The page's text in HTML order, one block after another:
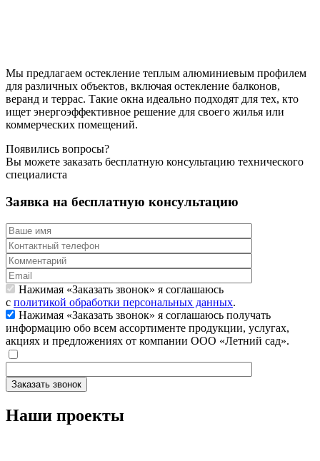
Мы предлагаем остекление теплым алюминиевым профилем
для различных объектов, включая остекление балконов,
веранд и террас. Такие окна идеально подходят для тех, кто
ищет энергоэффективное решение для своего жилья или
коммерческих помещений.
Появились вопросы?
Вы можете заказать бесплатную консультацию технического
специалиста
Заявка на бесплатную консультацию
Нажимая «Заказать звонок» я соглашаюсь
с политикой обработки персональных данных.
Нажимая «Заказать звонок» я соглашаюсь получать
информацию обо всем ассортименте продукции, услугах,
акциях и предложениях от компании ООО «Летний сад».
Заказать звонок
Наши проекты